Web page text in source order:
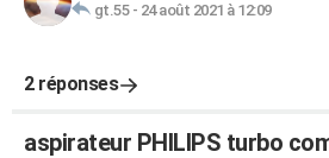
gt.55- 24 août 2021 à 12:09
2 réponses
aspirateur PHILIPS turbo